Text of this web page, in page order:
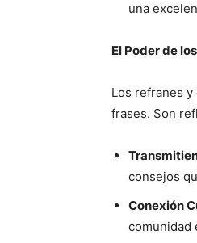
una
El Poder de
Los refranes
frases. Son
consejos
Conexión
comunidad